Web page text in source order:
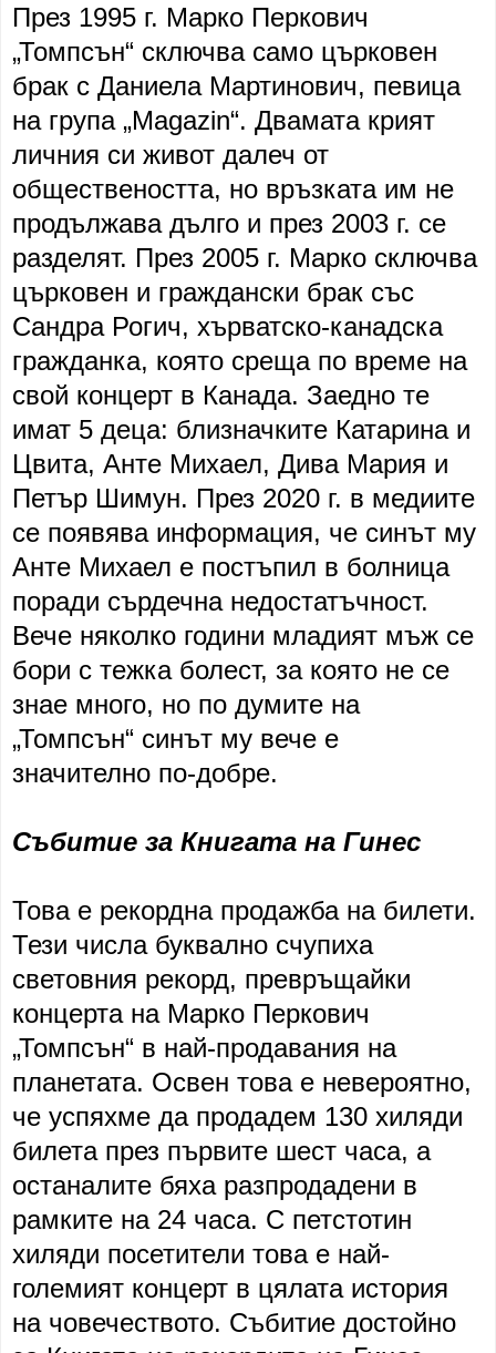
През 1995 г. Марко Перкович
„Томпсън“ сключва само църковен
брак с Даниела Мартинович, певица
на група „Magazin“. Двамата крият
личния си живот далеч от
обществеността, но връзката им не
продължава дълго и през 2003 г. се
разделят. През 2005 г. Марко сключва
църковен и граждански брак със
Сандра Рогич, хърватско-канадска
гражданка, която среща по време на
свой концерт в Канада. Заедно те
имат 5 деца: близначките Катарина и
Цвита, Анте Михаел, Дива Мария и
Петър Шимун. През 2020 г. в медиите
се появява информация, че синът му
Анте Михаел е постъпил в болница
поради сърдечна недостатъчност.
Вече няколко години младият мъж се
бори с тежка болест, за която не се
знае много, но по думите на
„Томпсън“ синът му вече е
значително по-добре.
Събитие за Книгата на Гинес
Това е рекордна продажба на билети.
Тези числа буквално счупиха
световния рекорд, превръщайки
концерта на Марко Перкович
„Томпсън“ в най-продавания на
планетата. Освен това е невероятно,
че успяхме да продадем 130 хиляди
билета през първите шест часа, а
останалите бяха разпродадени в
рамките на 24 часа. С петстотин
хиляди посетители това е най-
големият концерт в цялата история
на човечеството. Събитие достойно